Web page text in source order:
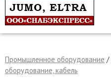
Промышленное оборудование /
оборудование, кабель